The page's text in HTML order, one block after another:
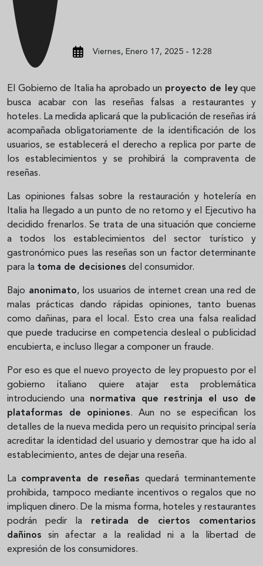
Viernes, Enero 17, 2025 - 12:28
El Gobierno de Italia ha aprobado un proyecto de leyque
busca acabar con las reseñas falsas a restaurantes y
hoteles. La medida aplicará que la publicación de reseñas irá
acompañada obligatoriamente de la identificación de los
usuarios, se establecerá el derecho a replica por parte de
los establecimientos y se prohibirá la compraventa de
reseñas.
Las opiniones falsas sobre la restauración y hotelería en
Italia ha llegado a un punto de no retorno y el Ejecutivo ha
decidido frenarlos. Se trata de una situación que concierne
a todos los establecimientos del sector turístico y
gastronómico pues las reseñas son un factor determinante
para la toma de decisiones del consumidor.
Bajo anonimato, los usuarios de internet crean una red de
malas prácticas dando rápidas opiniones, tanto buenas
como dañinas, para el local. Esto crea una falsa realidad
que puede traducirse en competencia desleal o publicidad
encubierta, e incluso llegar a componer un fraude.
Por eso es que el nuevo proyecto de ley propuesto por el
gobierno italiano quiere atajar esta problemática
introduciendo una normativa que restrinja el uso de
plataformas de opiniones. Aun no se especifican los
detalles de la nueva medida pero un requisito principal sería
acreditar la identidad del usuario y demostrar que ha ido al
establecimiento, antes de dejar una reseña.
La compraventa de reseñas quedará terminantemente
prohibida, tampoco mediante incentivos o regalos que no
impliquen dinero. De la misma forma, hoteles y restaurantes
podrán pedir la retirada de ciertos comentarios
dañinos sin afectar a la realidad ni a la libertad de
expresión de los consumidores.